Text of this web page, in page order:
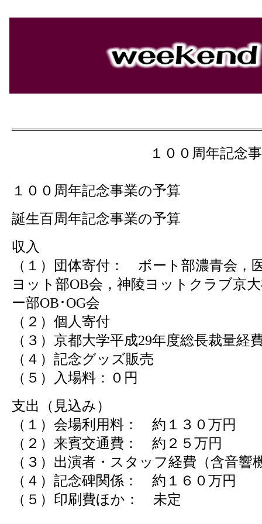
１００周年記念
１００周年記念事業の予算
誕生百周年記念事業の予算
収入
（１）団体寄付： ボート部濃青会，
ヨット部OB会，神陵ヨットクラブ京
ー部OB･OG会
（２）個人寄付
（３）京都大学平成29年度総長裁量経
（４）記念グッズ販売
（５）入場料：０円
支出（見込み）
（１）会場利用料： 約１３０万円
（２）来賓交通費： 約２５万円
（３）出演者・スタッフ経費（含音
（４）記念碑関係： 約１６０万円
（５）印刷費ほか： 未定